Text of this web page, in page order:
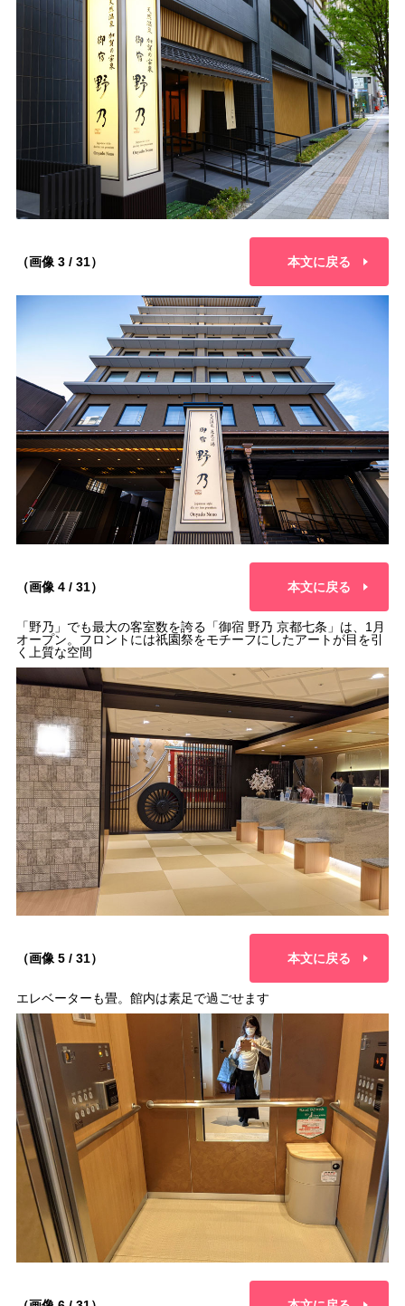
（画像 3 / 31） 本文に戻る
（画像 4 / 31） 本文に戻る
「野乃」でも最大の客室数を誇る「御宿 野乃 京都七条」は、1月
オープン。フロントには祇園祭をモチーフにしたアートが目を引
く上質な空間
（画像 5 / 31） 本文に戻る
エレベーターも畳。館内は素足で過ごせます